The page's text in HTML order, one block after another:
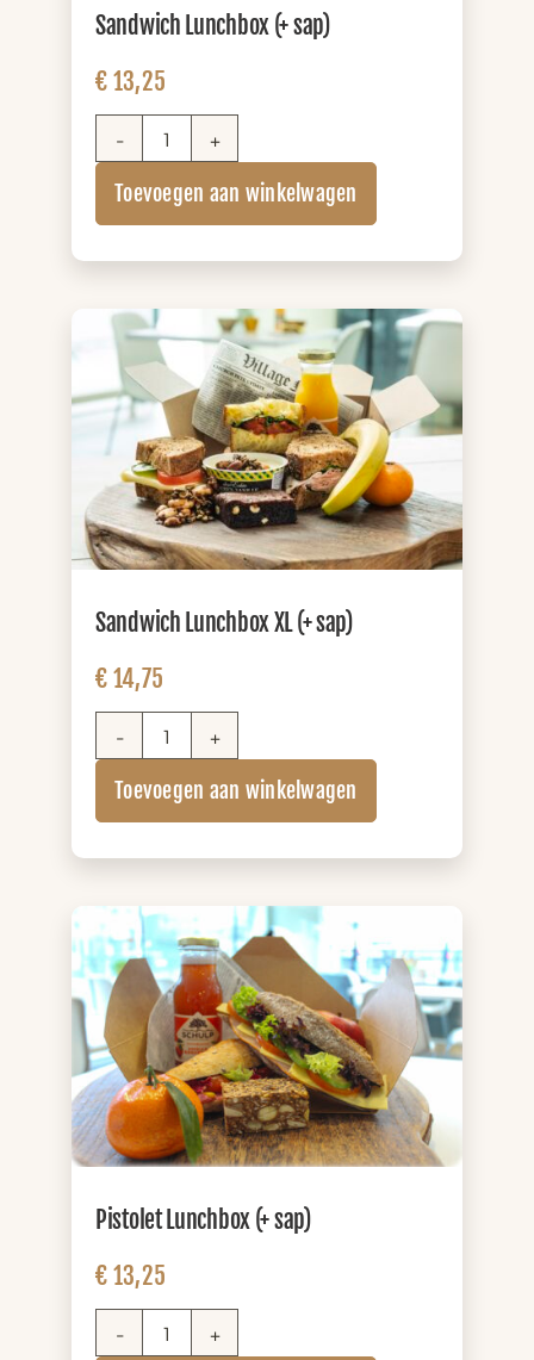
Sandwich Lunchbox (+ sap)
€ 13,25
Sandwich
Lunchbox
(+
Toevoegen aan winkelwagen
Sandwich Lunchbox XL (+ sap)
€ 14,75
Sandwich
XL
Toevoegen aan winkelwagen
Pistolet Lunchbox (+ sap)
€ 13,25
Pistolet